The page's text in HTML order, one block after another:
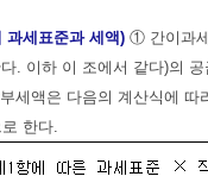
과세표준과 세액) ① 간이과
. 이하 이 조에서 같다)의
세액은 다음의 계산식에 따
한다.